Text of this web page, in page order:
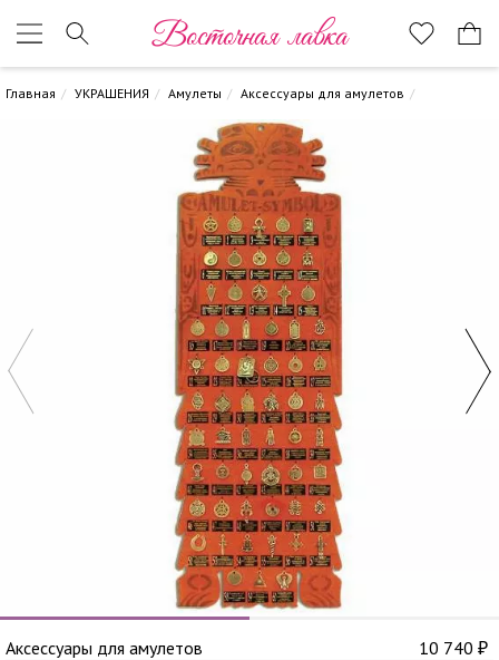
Восточная лавка
Главная УКРАШЕНИЯ Амулеты Аксессуары для амулетов
Аксессуары для амулетов 10 740 ₽